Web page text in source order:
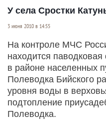
У села Сростки
3 июня 2010 в 14:55
На контроле МЧС
находится паводковая
в районе населенных
Полеводка Бийского
уровня воды в
подтопление
Полеводка.